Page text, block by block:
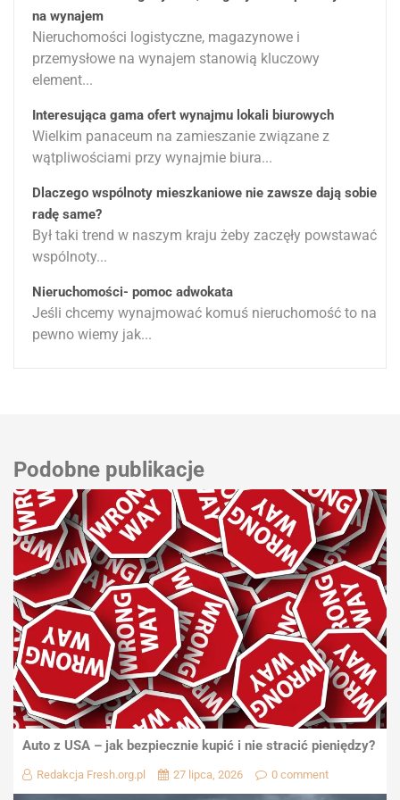
na wynajem
Nieruchomości logistyczne, magazynowe i
przemysłowe na wynajem stanowią kluczowy
element...
Interesująca gama ofert wynajmu lokali biurowych
Wielkim panaceum na zamieszanie związane z
wątpliwościami przy wynajmie biura...
Dlaczego wspólnoty mieszkaniowe nie zawsze dają sobie
radę same?
Był taki trend w naszym kraju żeby zaczęły powstawać
wspólnoty...
Nieruchomości- pomoc adwokata
Jeśli chcemy wynajmować komuś nieruchomość to na
pewno wiemy jak...
Podobne publikacje
Auto z USA – jak bezpiecznie kupić i nie stracić pieniędzy?
Redakcja Fresh.org.pl 27 lipca, 2026 0 comment